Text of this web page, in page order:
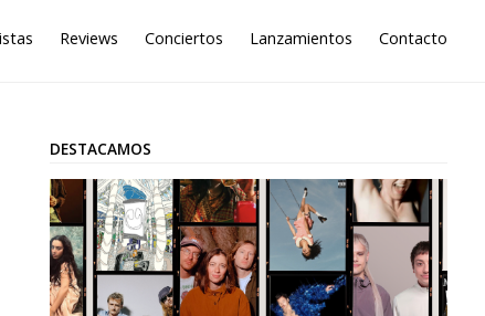
Reviews Conciertos Lanzamientos Contacto
DESTACAMOS